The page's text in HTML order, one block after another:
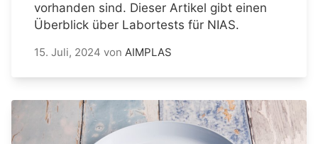
vorhanden sind. Dieser Artikel gibt einen
Überblick über Labortests für NIAS.
15. Juli, 2024 von AIMPLAS